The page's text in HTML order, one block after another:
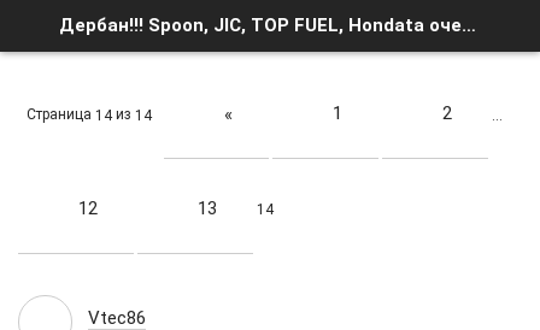
Дербан!!! Spoon, JIC, TOP FUEL, Hondata очень много всего - Страница 14 - Список форумов
Страница 14из 14 « 1 2 …
12 13 14
Vtec86